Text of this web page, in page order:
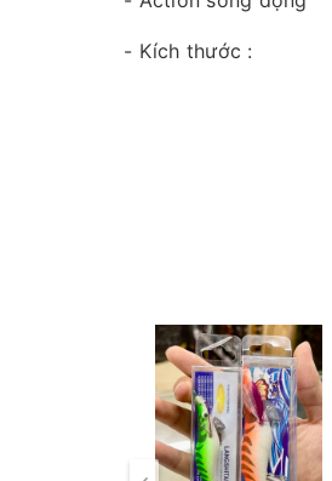
- Kích thước :